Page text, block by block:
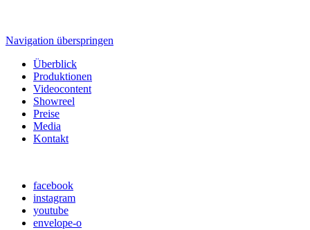
Navigation überspringen
Überblick
Produktionen
Videocontent
Showreel
Preise
Media
Kontakt
facebook
instagram
youtube
envelope-o